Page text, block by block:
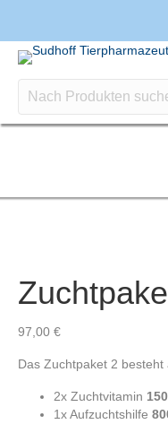
97,00 €
Das Zuchtpaket 2
2x Zuchtvitamin
1x Aufzuchtshilfe